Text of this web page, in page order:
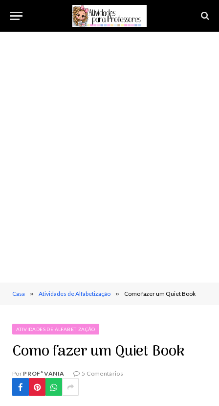
Casa » Atividades de Alfabetização » Como fazer um Quiet Book
ATIVIDADES DE ALFABETIZAÇÃO
Como fazer um Quiet Book
Por PROFª VÂNIA 5 Comentários